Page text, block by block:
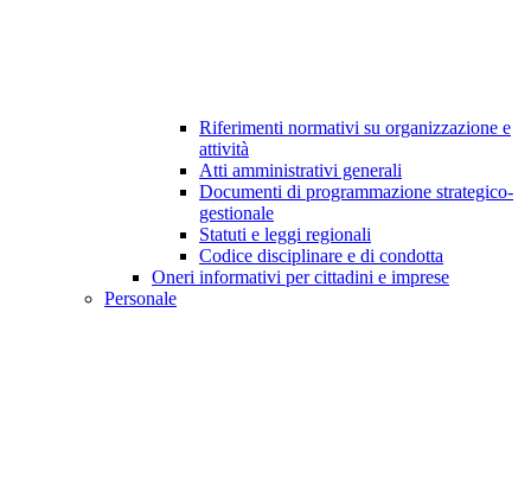
Riferimenti normativi su organizzazione e
attività
Atti amministrativi generali
Documenti di programmazione strategico-
gestionale
Statuti e leggi regionali
Codice disciplinare e di condotta
Oneri informativi per cittadini e imprese
Personale